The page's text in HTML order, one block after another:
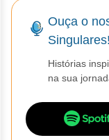
Ouça o
Singulares!
Histórias
na sua